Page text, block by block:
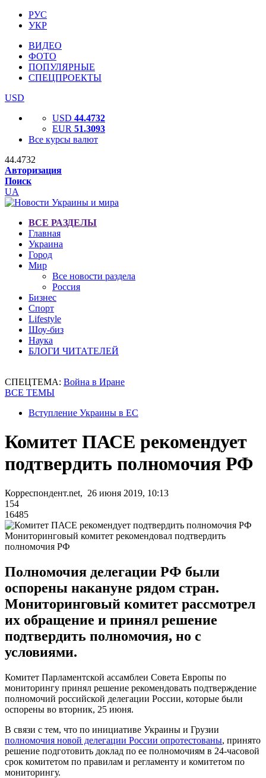
РУС
УКР
ВИДЕО
ФОТО
ПОПУЛЯРНЫЕ
СПЕЦПРОЕКТЫ
USD
USD 44.4732
EUR 51.3093
Все курсы валют
44.4732
Авторизация
Поиск
UA
ВСЕ РАЗДЕЛЫ
Главная
Украина
Город
Мир
Все новости раздела
Россия
Бизнес
Спорт
Lifestyle
Шоу-биз
Наука
БЛОГИ ЧИТАТЕЛЕЙ
СПЕЦТЕМА: Война в Иране
ВСЕ ТЕМЫ
Вступление Украины в ЕС
Комитет ПАСЕ рекомендует
подтвердить полномочия РФ
Корреспондент.net, 26 июня 2019, 10:13
154
16485
Мониторинговый комитет рекомендовал подтвердить
полномочия РФ
Полномочия делегации РФ были
оспорены накануне рядом стран.
Мониторинговый комитет рассмотрел
их обращение и принял решение
подтвердить полномочия, но с
условиями.
Комитет Парламентской ассамблеи Совета Европы по
мониторингу принял решение рекомендовать подтверждение
полномочий российской делегации России, которые были
оспорены во вторник, 25 июня.
В связи с тем, что по инициативе Украины и Грузии
полномочия новой делегации России опротестованы, принято
решение подготовить доклад по ее полномочиям в 24-часовой
срок комитетом по правилам и регламенту и комитетом по
мониторингу.